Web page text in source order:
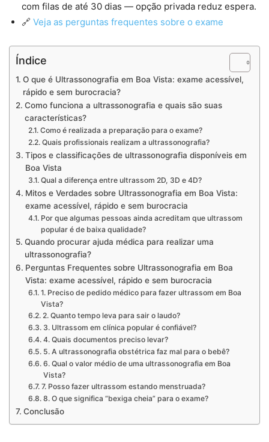
com filas de até 30 dias — opção privada reduz espera.
🔗 Veja as perguntas frequentes sobre o exame
Índice
O que é Ultrassonografia em Boa Vista: exame acessível,
rápido e sem burocracia?
Como funciona a ultrassonografia e quais são suas
características?
Como é realizada a preparação para o exame?
Quais profissionais realizam a ultrassonografia?
Tipos e classificações de ultrassonografia disponíveis em
Boa Vista
Qual a diferença entre ultrassom 2D, 3D e 4D?
Mitos e Verdades sobre Ultrassonografia em Boa Vista:
exame acessível, rápido e sem burocracia
Por que algumas pessoas ainda acreditam que ultrassom
popular é de baixa qualidade?
Quando procurar ajuda médica para realizar uma
ultrassonografia?
Perguntas Frequentes sobre Ultrassonografia em Boa
Vista: exame acessível, rápido e sem burocracia
1. Preciso de pedido médico para fazer ultrassom em Boa
Vista?
2. Quanto tempo leva para sair o laudo?
3. Ultrassom em clínica popular é confiável?
4. Quais documentos preciso levar?
5. A ultrassonografia obstétrica faz mal para o bebê?
6. Qual o valor médio de uma ultrassonografia em Boa
Vista?
7. Posso fazer ultrassom estando menstruada?
8. O que significa “bexiga cheia” para o exame?
Conclusão